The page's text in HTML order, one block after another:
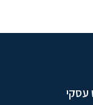
עסקי